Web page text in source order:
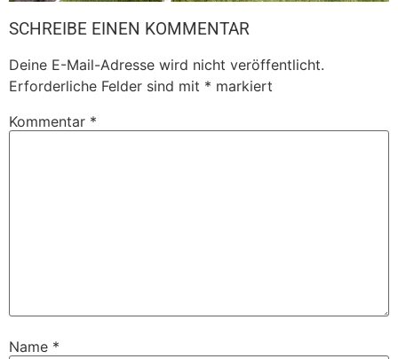
SCHREIBE EINEN KOMMENTAR
Deine E-Mail-Adresse wird nicht veröffentlicht.
Erforderliche Felder sind mit * markiert
Kommentar *
Name *